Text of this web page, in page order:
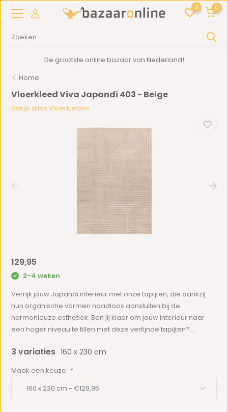
0 0
De grootste online bazaar van Nederland!
Home
Vloerkleed Viva Japandi 403 - Beige
Bekijk alles Vloerkleden
129,95
2-4 weken
Verrijk jouw Japandi interieur met onze tapijten, die dankzij
hun organische vormen naadloos aansluiten bij de
harmonieuze esthetiek. Ben jij klaar om jouw interieur naar
een hoger niveau te tillen met deze verfijnde tapijten?...
3 variaties 160 x 230 cm
Maak een keuze: *